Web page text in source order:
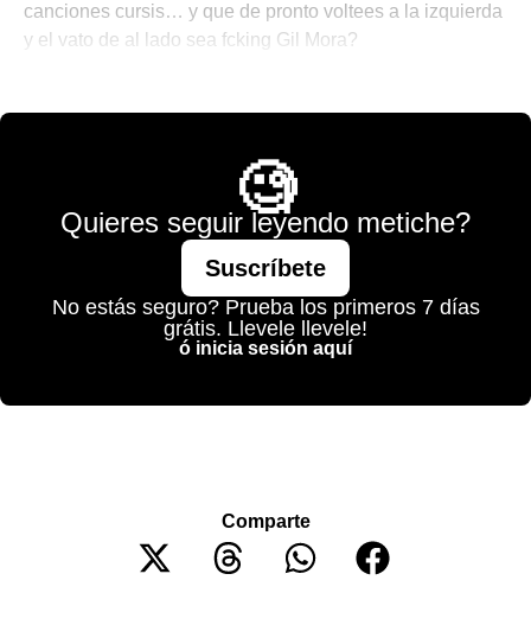
canciones cursis… y que de pronto voltees a la izquierda
y el vato de al lado sea fcking Gil Mora?
🧐
Quieres seguir leyendo metiche?
Suscríbete
No estás seguro? Prueba los primeros 7 días
grátis. Llevele llevele!
ó inicia sesión aquí
Comparte